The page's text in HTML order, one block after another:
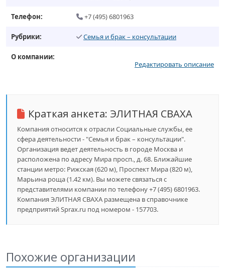
Телефон: +7 (495) 6801963
Рубрики: Семья и брак – консультации
О компании:
Редактировать описание
Краткая анкета: ЭЛИТНАЯ СВАХА
Компания относится к отрасли Социальные службы, ее
сфера деятельности - "Семья и брак – консультации".
Организация ведет деятельность в городе Москва и
расположена по адресу Мира просп., д. 68. Ближайшие
станции метро: Рижская (620 м), Проспект Мира (820 м),
Марьина роща (1.42 км). Вы можете связаться с
представителями компании по телефону +7 (495) 6801963.
Компания ЭЛИТНАЯ СВАХА размещена в справочнике
предприятий Sprax.ru под номером - 157703.
Похожие организации